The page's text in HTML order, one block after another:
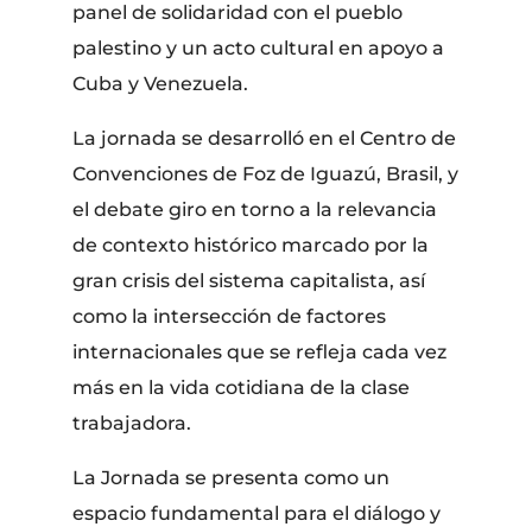
panel de solidaridad con el pueblo
palestino y un acto cultural en apoyo a
Cuba y Venezuela.
La jornada se desarrolló en el Centro de
Convenciones de Foz de Iguazú, Brasil, y
el debate giro en torno a la relevancia
de contexto histórico marcado por la
gran crisis del sistema capitalista, así
como la intersección de factores
internacionales que se refleja cada vez
más en la vida cotidiana de la clase
trabajadora.
La Jornada se presenta como un
espacio fundamental para el diálogo y